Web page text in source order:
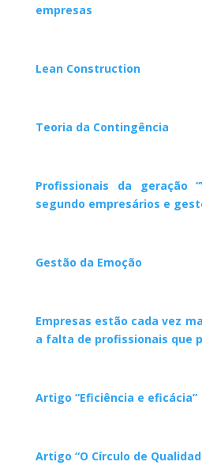
empresas
Lean Construction
Teoria da Contingência
Profissionais da geração
segundo empresários e
Gestão da Emoção
Empresas estão cada vez
a falta de profissionais que
Artigo “Eficiência e eficácia”
Artigo “O Círculo de